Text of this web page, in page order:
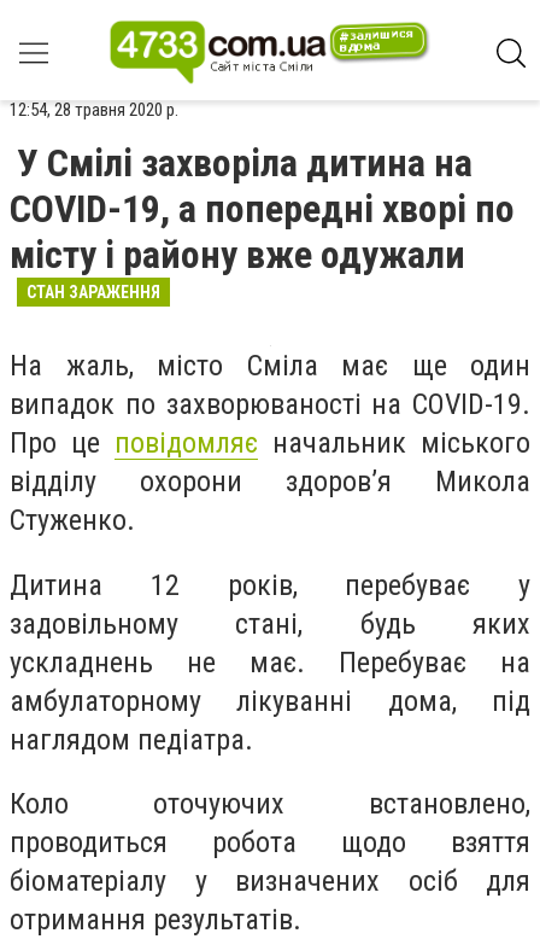
12:54, 28 травня 2020 р.
У Смілі захворіла дитина на
COVID-19, а попередні хворі по
місту і району вже одужали
СТАН ЗАРАЖЕННЯ
На жаль, місто Сміла має ще один
випадок по захворюваності на COVID-19.
Про це повідомляє начальник міського
відділу охорони здоров’я Микола
Стуженко.
Дитина 12 років, перебуває у
задовільному стані, будь яких
ускладнень не має. Перебуває на
амбулаторному лікуванні дома, під
наглядом педіатра.
Коло оточуючих встановлено,
проводиться робота щодо взяття
біоматеріалу у визначених осіб для
отримання результатів.